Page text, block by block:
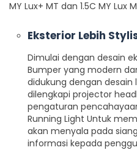
MY Lux+ MT dan 1.5C MY Lux
Eksterior Lebih
Dimulai dengan desain
Bumper yang modern
didukung dengan
dilengkapi projector
pengaturan
Running Light Untuk
akan menyala pada
informasi kepada